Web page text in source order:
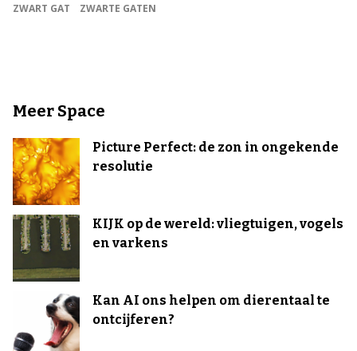
ZWART GAT
ZWARTE GATEN
Meer Space
Picture Perfect: de zon in ongekende
resolutie
KIJK op de wereld: vliegtuigen, vogels
en varkens
Kan AI ons helpen om dierentaal te
ontcijferen?